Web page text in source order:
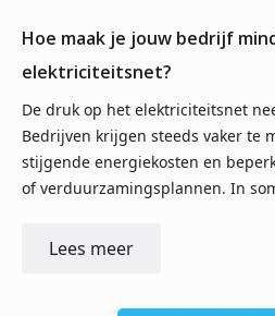
Hoe maak je jouw bedrijf
elektriciteitsnet?
De druk op het elektriciteitsnet
Bedrijven krijgen steeds vaker te
stijgende energiekosten en
of verduurzamingsplannen. In
Lees meer